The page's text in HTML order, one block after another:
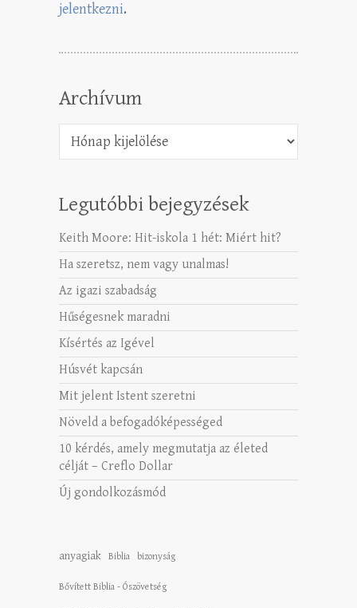
jelentkezni.
Archívum
Legutóbbi bejegyzések
Keith Moore: Hit-iskola 1 hét: Miért hit?
Ha szeretsz, nem vagy unalmas!
Az igazi szabadság
Hűségesnek maradni
Kísértés az Igével
Húsvét kapcsán
Mit jelent Istent szeretni
Növeld a befogadóképességed
10 kérdés, amely megmutatja az életed
célját – Creflo Dollar
Új gondolkozásmód
anyagiak Biblia bizonyság
Bővített Biblia - Ószövetség